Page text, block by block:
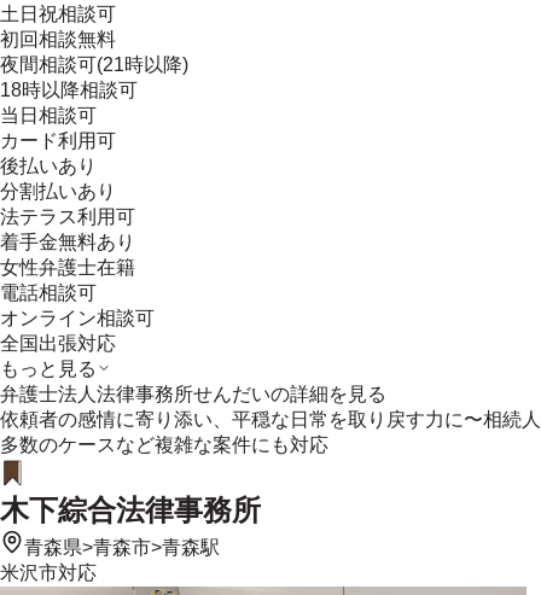
土日祝相談可
初回相談無料
夜間相談可(21時以降)
18時以降相談可
当日相談可
カード利用可
後払いあり
分割払いあり
法テラス利用可
着手金無料あり
女性弁護士在籍
電話相談可
オンライン相談可
全国出張対応
もっと見る
弁護士法人法律事務所せんだいの詳細を見る
依頼者の感情に寄り添い、平穏な日常を取り戻す力に〜相続人
多数のケースなど複雑な案件にも対応
木下綜合法律事務所
青森県>青森市>青森駅
米沢市対応